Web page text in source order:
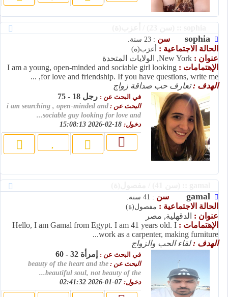
sophia سن : 23 سنة.
الحالة الاجتماعية : أعزب(ة)
عنوان : New York, الولايات المتحدة
الإهتمامات : I am a young, open-minded and sociable girl looking
for love and friendship. If you have questions, write me, ...
الهدف :تعارف حب صداقة زواج
في البحث عن : رجل 18 - 75
البحث عن : i am searching , open-minded and
sociable guy looking for love and...
دخول:
gamal سن : 41 سنة.
الحالة الاجتماعية : مفصول(ة)
عنوان : الدقهلية, مصر
الإهتمامات : Hello, I am Gamal from Egypt. I am 41 years old. I
work as a carpenter, making furniture...
الهدف :لقاء الحب والزواج
في البحث عن : إمرأة 32 - 60
البحث عن : beauty of the heart and the
beautiful soul, not beauty of the...
دخول: 07-01-2026 02:41:32